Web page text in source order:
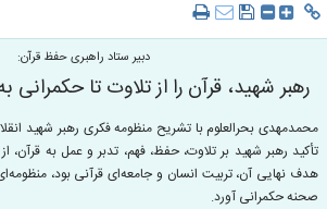
دبیر ستاد راهبری حفظ قرآن:
رهبر شهید، قرآن را از تلاوت تا
محمدمهدی بحرالعلوم با تشریح منظومه فکری رهبر شهید
تأکید رهبر شهید بر تلاوت، حفظ، فهم، تدبر و عمل به
هدف نهایی آن، تربیت انسان و جامعه‌ای قرآنی بود،
صحنه حکمرانی آورد.